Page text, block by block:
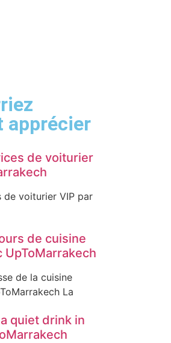
apprécier
de voiturier
de voiturier VIP par
de cuisine
UpToMarrakech
de la cuisine
La
quiet drink in